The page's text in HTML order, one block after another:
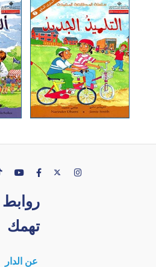
روابط
تهمك
عن الدار